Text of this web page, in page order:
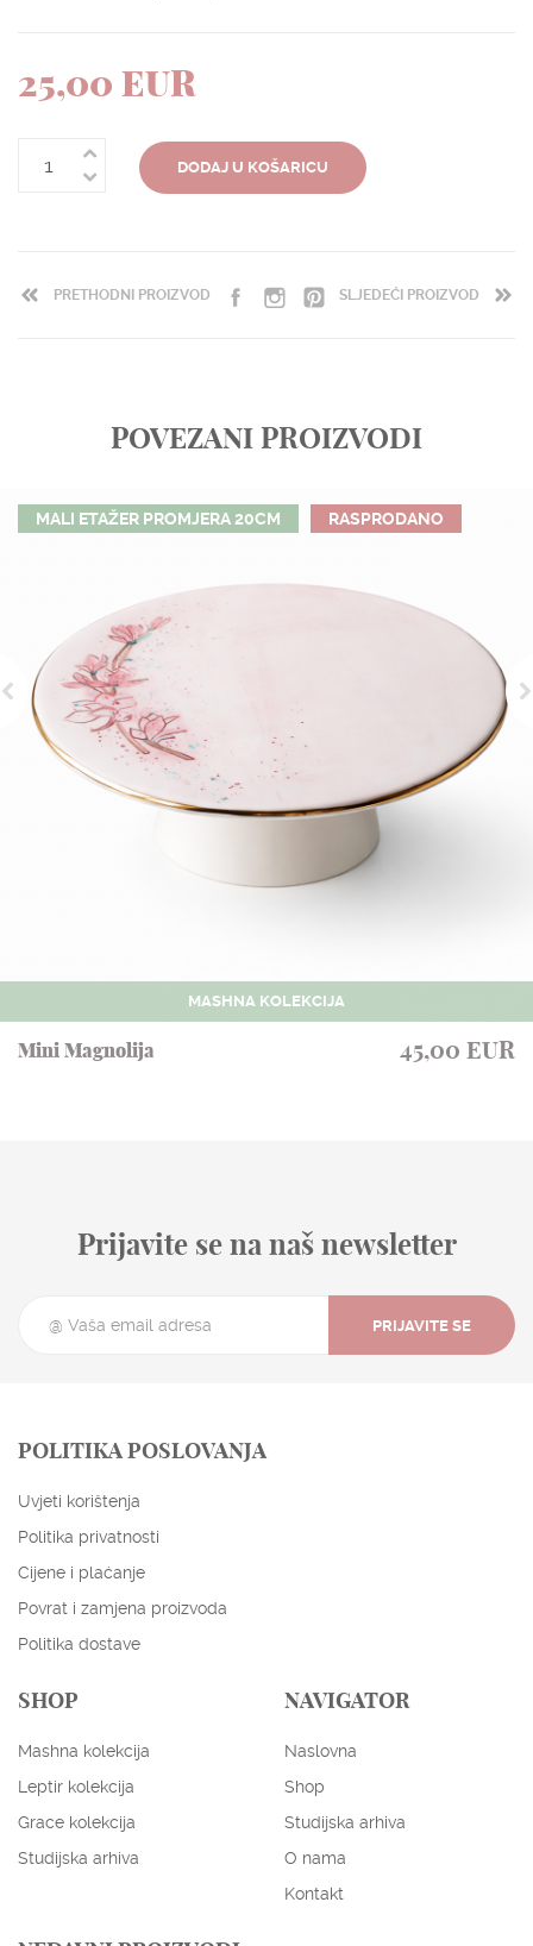
ENGLISH HRVATSKI
EUR
25,00 EUR
DODAJ U KOŠARICU
PRETHODNI PROIZVOD SLJEDEĆI PROIZVOD
POVEZANI PROIZVODI
MALI ETAŽER PROMJERA 20CM RASPRODANO
MASHNA KOLEKCIJA
Mini Magnolija 45,00 EUR
Prijavite se na naš newsletter
PRIJAVITE SE
POLITIKA POSLOVANJA
Uvjeti korištenja
Politika privatnosti
Cijene i plaćanje
Povrat i zamjena proizvoda
Politika dostave
SHOP
Mashna kolekcija
Leptir kolekcija
Grace kolekcija
Studijska arhiva
NAVIGATOR
Naslovna
Shop
Studijska arhiva
O nama
Kontakt